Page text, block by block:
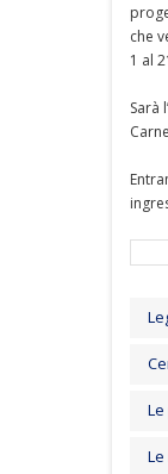
che
1 al
Sarà